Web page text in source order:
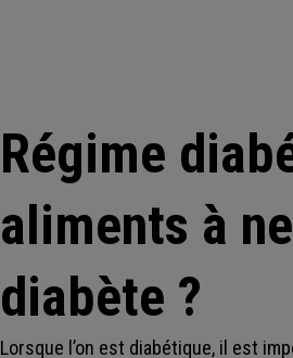
Régime
aliments à
diabète ?
Lorsque l’on est diabétique, il est